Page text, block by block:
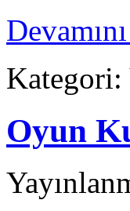
Kategori:
Oyun